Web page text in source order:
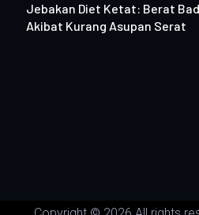
Jebakan Diet Ketat: Berat
Akibat Kurang Asupan Serat